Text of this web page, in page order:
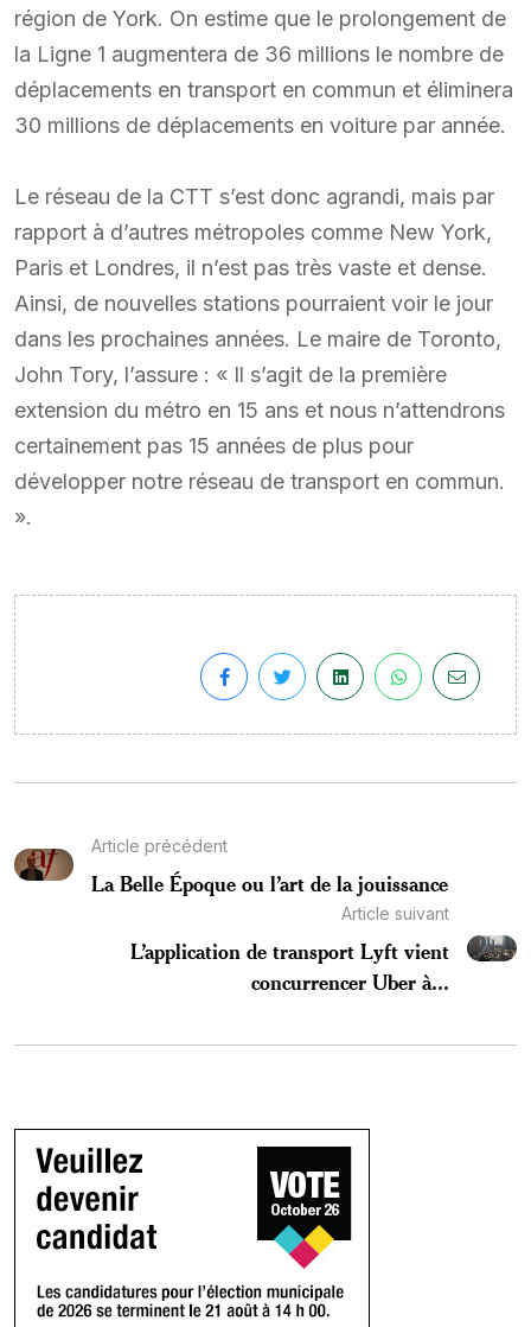
région de York. On estime que le prolongement de
la Ligne 1 augmentera de 36 millions le nombre de
déplacements en transport en commun et éliminera
30 millions de déplacements en voiture par année.
Le réseau de la CTT s’est donc agrandi, mais par
rapport à d’autres métropoles comme New York,
Paris et Londres, il n’est pas très vaste et dense.
Ainsi, de nouvelles stations pourraient voir le jour
dans les prochaines années. Le maire de Toronto,
John Tory, l’assure : « Il s’agit de la première
extension du métro en 15 ans et nous n’attendrons
certainement pas 15 années de plus pour
développer notre réseau de transport en commun.
».
Article précédent
La Belle Époque ou l’art de la jouissance
Article suivant
L’application de transport Lyft vient
concurrencer Uber à...